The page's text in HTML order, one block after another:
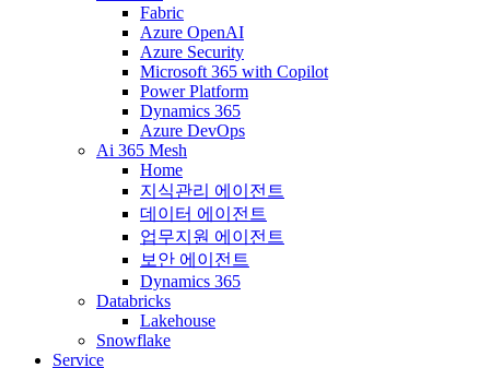
Fabric
Azure OpenAI
Azure Security
Microsoft 365 with Copilot
Power Platform
Dynamics 365
Azure DevOps
Ai 365 Mesh
Home
지식관리 에이전트
데이터 에이전트
업무지원 에이전트
보안 에이전트
Dynamics 365
Databricks
Lakehouse
Snowflake
Service